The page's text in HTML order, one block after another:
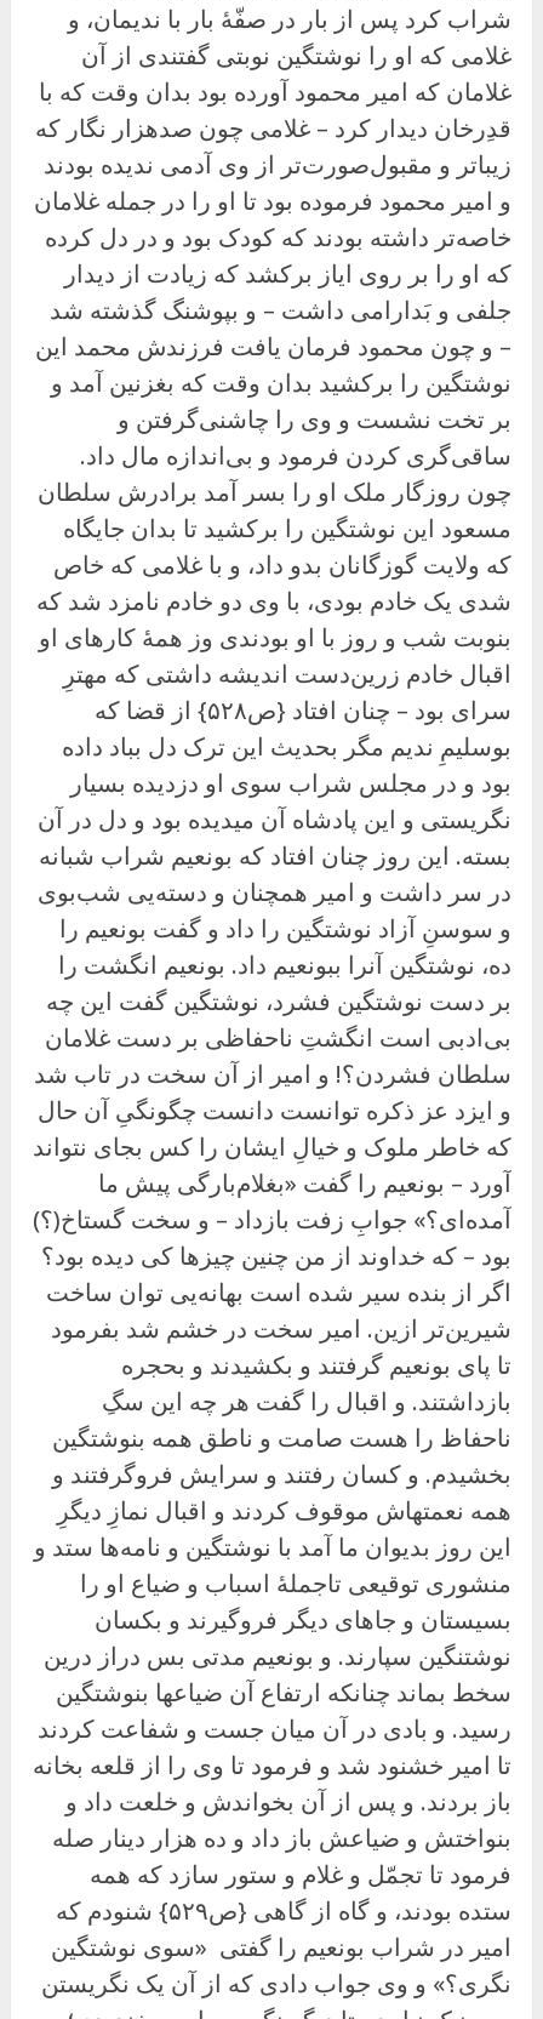
شراب کرد پس از بار در صفّهٔ بار با ندیمان، و
غلامی که او را نوشتگین نوبتی گفتندی از آن
غلامان که امیر محمود آورده بود بدان وقت که با
قدِرخان دیدار کرد – غلامی چون صدهزار نگار که
زیباتر و مقبول‌صورت‌تر از وی آدمی ندیده بودند
و امیر محمود فرموده بود تا او را در جمله غلامان
خاصه‌تر داشته بودند که کودک بود و در دل کرده
که او را بر روی ایاز برکشد که زیادت از دیدار
جلفی و بَدارامی داشت – و بپوشنگ گذشته شد
– و چون محمود فرمان یافت فرزندش محمد این
نوشتگین را برکشید بدان وقت که بغزنین آمد و
بر تخت نشست و وی را چاشنی‌گرفتن و
ساقی‌گری کردن فرمود و بی‌اندازه مال داد.
چون روزگار ملک او را بسر آمد برادرش سلطان
مسعود این نوشتگین را برکشید تا بدان جایگاه
که ولایت گوزگانان بدو داد، و با غلامی که خاص
شدی یک خادم بودی، با وی دو خادم نامزد شد که
بنوبت شب و روز با او بودندی وز همهٔ کارهای او
اقبال خادم زرین‌دست اندیشه داشتی که مهترِ
سرای بود – چنان افتاد {ص۵۲۸} از قضا که
بوسلیمِ ندیم مگر بحدیث این ترک دل بباد داده
بود و در مجلس شراب سوی او دزدیده بسیار
نگریستی و این پادشاه آن میدیده بود و دل در آن
بسته. این روز چنان افتاد که بونعیم شراب شبانه
در سر داشت و امیر همچنان و دسته‌یی شب‌بوی
و سوسنِ آزاد نوشتگین را داد و گفت بونعیم را
ده، نوشتگین آنرا ببونعیم داد. بونعیم انگشت را
بر دست نوشتگین فشرد، نوشتگین گفت این چه
بی‌ادبی است انگشتِ ناحفاظی بر دست غلامان
سلطان فشردن؟! و امیر از آن سخت در تاب شد
و ایزد عز ذکره توانست دانست چگونگیِ آن حال
که خاطر ملوک و خیالِ ایشان را کس بجای نتواند
آورد – بونعیم را گفت «بغلام‌بارگی پیش ما
آمده‌ای؟» جوابِ زفت بازداد – و سخت گستاخ(؟)
بود – که خداوند از من چنین چیزها کی دیده بود؟
اگر از بنده سیر شده است بهانه‌یی توان ساخت
شیرین‌تر ازین. امیر سخت در خشم شد بفرمود
تا پای بونعیم گرفتند و بکشیدند و بحجره
بازداشتند. و اقبال را گفت هر چه این سگِ
ناحفاظ را هست صامت و ناطق همه بنوشتگین
بخشیدم. و کسان رفتند و سرایش فروگرفتند و
همه نعمتهاش موقوف کردند و اقبال نمازِ دیگرِ
این روز بدیوان ما آمد با نوشتگین و نامه‌ها ستد و
منشوری توقیعی تاجملهٔ اسباب و ضیاع او را
بسیستان و جاهای دیگر فروگیرند و بکسان
نوشتنگین سپارند. و بونعیم مدتی بس دراز درین
سخط بماند چنانکه ارتفاع آن ضیاعها بنوشتگین
رسید. و بادی در آن میان جست و شفاعت کردند
تا امیر خشنود شد و فرمود تا وی را از قلعه بخانه
باز بردند. و پس از آن بخواندش و خلعت داد و
بنواختش و ضیاعش باز داد و ده هزار دینار صله
فرمود تا تجمّل و غلام و ستور سازد که همه
ستده بودند، و گاه از گاهی {ص۵۲۹} شنودم که
امیر در شراب بونعیم را گفتى «سوی نوشتگین
نگری؟» و وی جواب دادی که از آن یک نگریستن